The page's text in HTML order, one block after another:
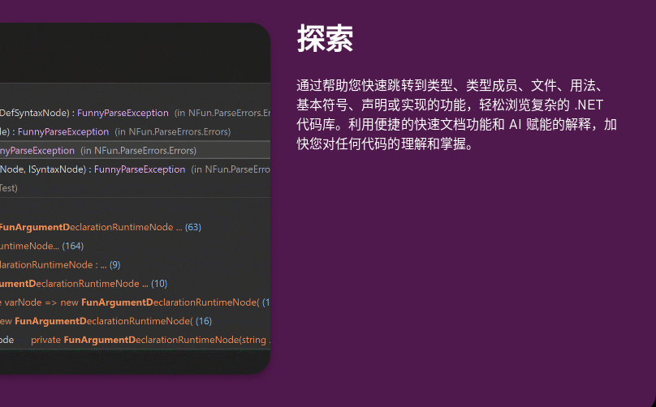
探索
通过帮助您快速跳转到类型、类型成员、文件、用法、
基本符号、声明或实现的功能，轻松浏览复杂的 .NET
代码库。利用便捷的快速文档功能和 AI 赋能的解释，加
快您对任何代码的理解和掌握。